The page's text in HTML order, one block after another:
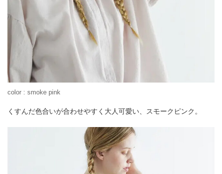
color : smoke pink
くすんだ色合いが合わせやすく大人可愛い、スモークピンク。